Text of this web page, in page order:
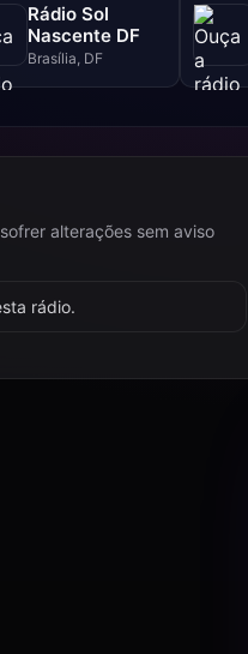
Rádio Sol
Nascente DF
Brasília, DF
alterações sem aviso
rádio.